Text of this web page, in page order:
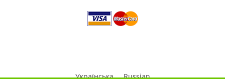
Українська Russian